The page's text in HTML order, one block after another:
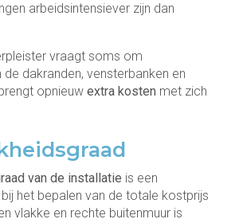
arbeidsintensiever zijn dan
vraagt soms om
de dakranden, vensterbanken en
opnieuw extra kosten met zich
van de installatie is een
het bepalen van de totale kostprijs
vlakke en rechte buitenmuur is